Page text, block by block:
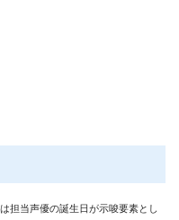
担当声優の誕生日が示唆要素とし